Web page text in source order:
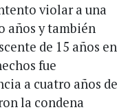
violar a una
años y también
de 15 años en
fue
a cuatro años de
la condena